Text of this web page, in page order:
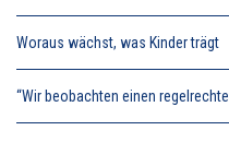
Woraus wächst, was Kinder trägt
“Wir beobachten einen